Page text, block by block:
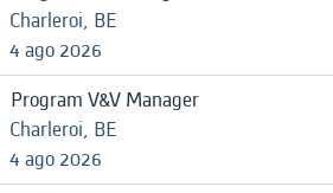
Charleroi, BE
4 ago 2026
Program V&V Manager
Charleroi, BE
4 ago 2026